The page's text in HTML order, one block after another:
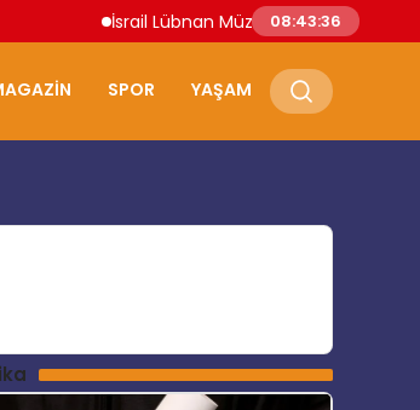
İsrail Lübnan Müzakereleri Roma’da
08:43:37
SPOR YAŞAM